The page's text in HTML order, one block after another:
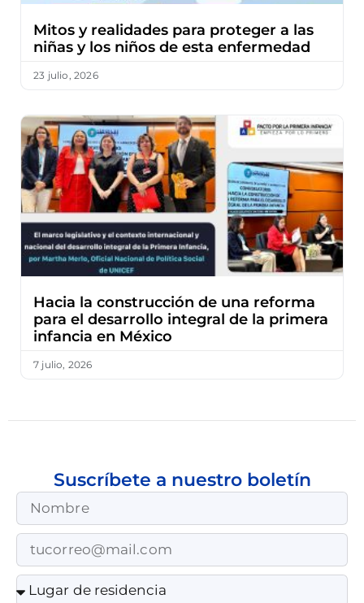
Mitos y realidades para proteger a las
niñas y los niños de esta enfermedad
23 julio, 2026
Hacia la construcción de una reforma
para el desarrollo integral de la primera
infancia en México
7 julio, 2026
Suscríbete a nuestro boletín